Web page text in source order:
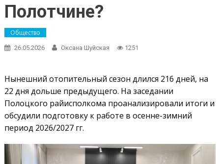
Полотчине?
Общество
26.05.2026 Оксана Шуйская 1251
Нынешний отопительный сезон длился 216 дней, на
22 дня дольше предыдущего. На заседании
Полоцкого райисполкома проанализировали итоги и
обсудили подготовку к работе в осенне-зимний
период 2026/2027 гг.